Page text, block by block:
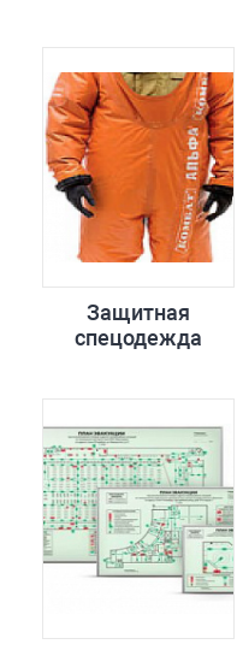
Защитная
спецодежда